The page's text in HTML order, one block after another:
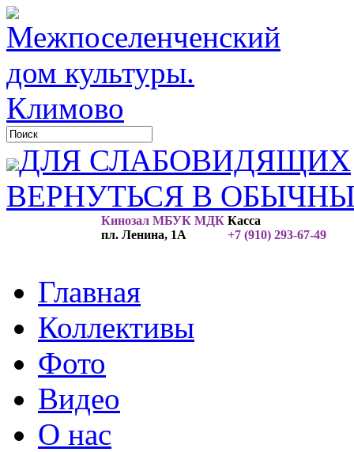
ДЛЯ СЛАБОВИДЯЩИХ
ВЕРНУТЬСЯ В
Кинозал МБУК МДК
пл. Ленина, 1А
Касса
+7 (910) 293-67-49
Главная
Коллективы
Фото
Видео
О нас